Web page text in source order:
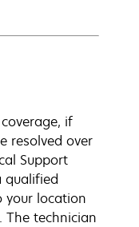
if
resolved over
Support
qualified
your location
The technician